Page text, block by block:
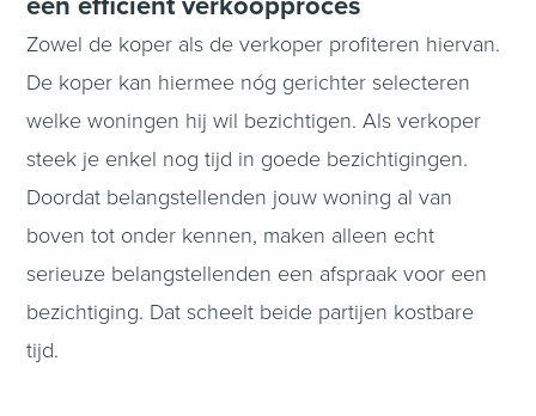
een efficiënt verkoopproces
Zowel de koper als de verkoper profiteren hiervan.
De koper kan hiermee nóg gerichter selecteren
welke woningen hij wil bezichtigen. Als verkoper
steek je enkel nog tijd in goede bezichtigingen.
Doordat belangstellenden jouw woning al van
boven tot onder kennen, maken alleen echt
serieuze belangstellenden een afspraak voor een
bezichtiging. Dat scheelt beide partijen kostbare
tijd.